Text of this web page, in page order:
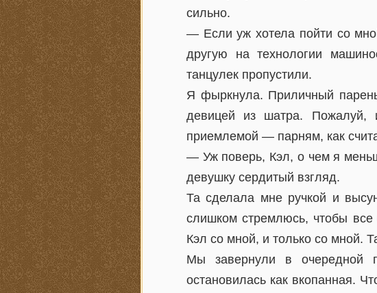
сильно.
— Если уж хотела пойти со
другую на технологии
танцулек пропустили.
Я фыркнула. Приличный
девицей из шатра.
приемлемой — парням, как
— Уж поверь, Кэл, о чем я
девушку сердитый взгляд.
Та сделала мне ручкой и
слишком стремлюсь, чтобы
Кэл со мной, и только со мной.
Мы завернули в
остановилась как вкопанная.